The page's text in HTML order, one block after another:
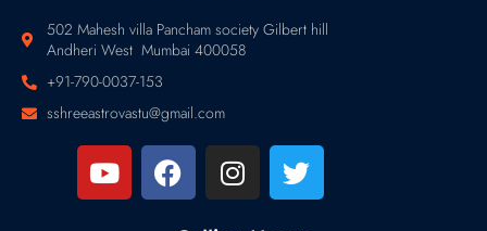
502 Mahesh villa Pancham society Gilbert hill
Andheri West Mumbai 400058
+91-790-0037-153
sshreeastrovastu@gmail.com